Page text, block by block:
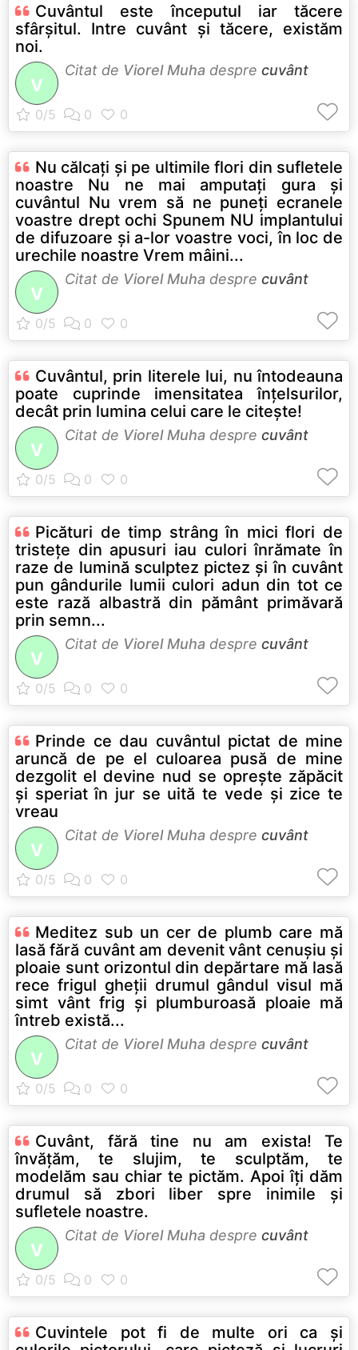
Cuvântul este începutul iar tăcere
sfârşitul. Intre cuvânt şi tăcere, existăm
noi.
V
Citat de Viorel Muha despre cuvânt
Nu călcaţi şi pe ultimile flori din sufletele
noastre Nu ne mai amputaţi gura şi
cuvântul Nu vrem să ne puneţi ecranele
voastre drept ochi Spunem NU implantului
de difuzoare şi a-lor voastre voci, în loc de
urechile noastre Vrem mâini...
V
Citat de Viorel Muha despre cuvânt
Cuvântul, prin literele lui, nu întodeauna
poate cuprinde imensitatea înţelsurilor,
decât prin lumina celui care le citeşte!
V
Citat de Viorel Muha despre cuvânt
Picături de timp strâng în mici flori de
tristeţe din apusuri iau culori înrămate în
raze de lumină sculptez pictez şi în cuvânt
pun gândurile lumii culori adun din tot ce
este rază albastră din pământ primăvară
prin semn...
V
Citat de Viorel Muha despre cuvânt
Prinde ce dau cuvântul pictat de mine
aruncă de pe el culoarea pusă de mine
dezgolit el devine nud se opreşte zăpăcit
şi speriat în jur se uită te vede şi zice te
vreau
V
Citat de Viorel Muha despre cuvânt
Meditez sub un cer de plumb care mă
lasă fără cuvânt am devenit vânt cenuşiu şi
ploaie sunt orizontul din depărtare mă lasă
rece frigul gheţii drumul gândul visul mă
simt vânt frig şi plumburoasă ploaie mă
întreb există...
V
Citat de Viorel Muha despre cuvânt
Cuvânt, fără tine nu am exista! Te
învăţăm, te slujim, te sculptăm, te
modelăm sau chiar te pictăm. Apoi îţi dăm
drumul să zbori liber spre inimile şi
sufletele noastre.
V
Citat de Viorel Muha despre cuvânt
Cuvintele pot fi de multe ori ca şi